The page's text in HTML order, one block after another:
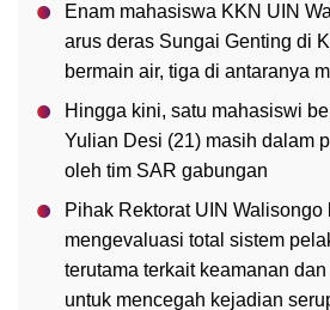
Enam mahasiswa KKN UIN
arus deras Sungai Genting di
bermain air, tiga di antaranya
Hingga kini, satu mahasiswi
Yulian Desi (21) masih dalam
oleh tim SAR gabungan
Pihak Rektorat UIN Walisongo
mengevaluasi total sistem
terutama terkait keamanan
untuk mencegah kejadian